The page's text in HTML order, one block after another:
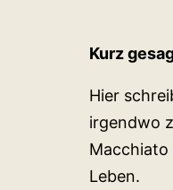
Kurz
Hier
irgendwo
Macchiato
Leben.